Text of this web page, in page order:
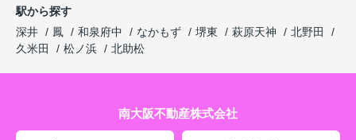
駅から探す
深井
鳳 和泉府中 なかもず 堺東 萩原天神
北野田
久米田
松ノ浜 北助松
南大阪不動産株式会社